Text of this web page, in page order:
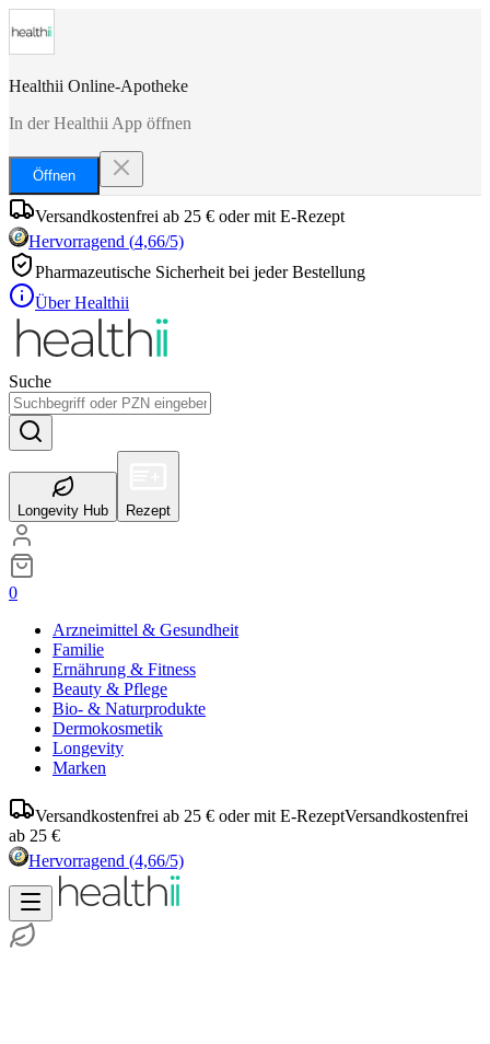
Healthii Online-Apotheke
In der Healthii App öffnen
Öffnen
Versandkostenfrei ab 25 € oder mit E-Rezept
Hervorragend (4,66/5)
Pharmazeutische Sicherheit bei jeder Bestellung
Über Healthii
Suche
Longevity Hub Rezept
0
Arzneimittel & Gesundheit
Familie
Ernährung & Fitness
Beauty & Pflege
Bio- & Naturprodukte
Dermokosmetik
Longevity
Marken
Versandkostenfrei ab 25 € oder mit E-RezeptVersandkostenfrei
ab 25 €
Hervorragend (4,66/5)